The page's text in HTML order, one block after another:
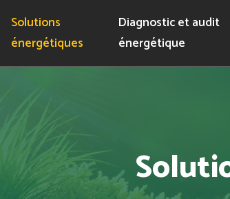
Solutions
énergétiques
Diagnostic et audit
énergétique